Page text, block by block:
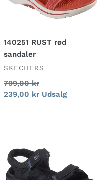
140251 RUST rød
sandaler
FORHANDLER
SKECHERS
Normalpris
799,00 kr
Udsalgspris
239,00 kr Udsalg
sorte
herresandaler